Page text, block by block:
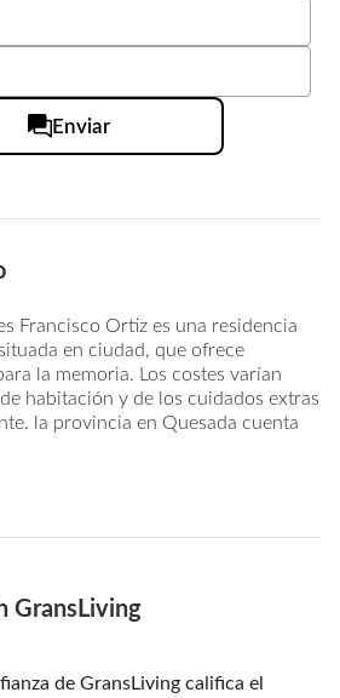
Enviar
Francisco Ortiz es una residencia
en ciudad, que ofrece
la memoria. Los costes varían
habitación y de los cuidados extras
la provincia en Quesada cuenta
GransLiving
de GransLiving califica el